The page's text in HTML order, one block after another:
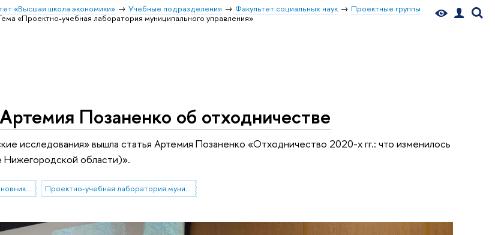
«Высшая школа экономики» Учебные подразделения Факультет социальных наук
Проектные группы
«Проектно-учебная лаборатория муниципального управления»
Позаненко об отходничестве
исследования» вышла статья Артемия Позаненко «Отходничество 2020-х гг.: что изменилось
Нижегородской области)».
Рабочая группа «Подготовка чиновников по особым поручениям» Проектно-учебная лаборатория муниципального управления